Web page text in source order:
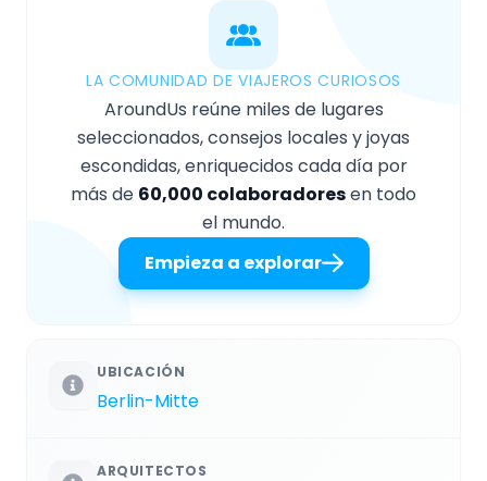
LA COMUNIDAD DE VIAJEROS CURIOSOS
AroundUs reúne miles de lugares
seleccionados, consejos locales y joyas
escondidas, enriquecidos cada día por
más de 60,000 colaboradoresen todo
el mundo.
Empieza a explorar
UBICACIÓN
Berlin-Mitte
ARQUITECTOS